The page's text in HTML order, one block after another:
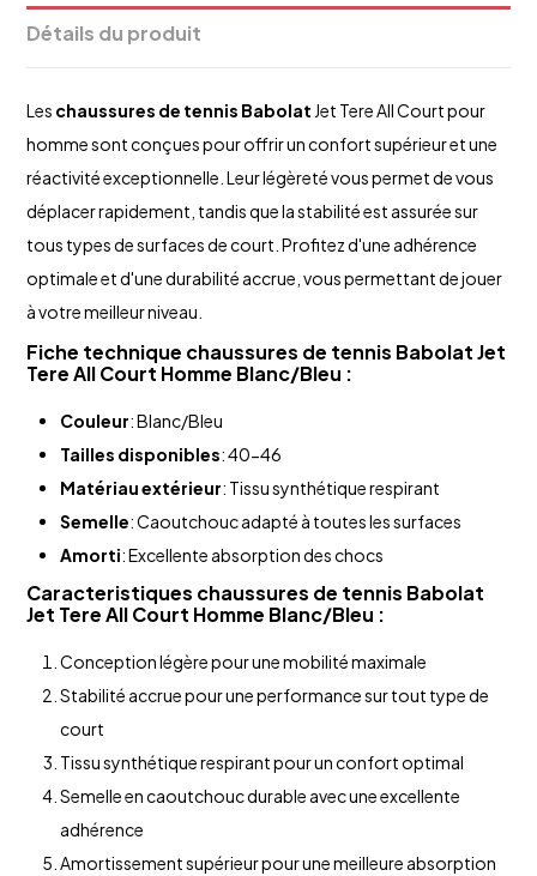
Détails du produit
Les chaussures de tennis Babolat Jet Tere All Court pour
homme sont conçues pour offrir un confort supérieur et une
réactivité exceptionnelle. Leur légèreté vous permet de vous
déplacer rapidement, tandis que la stabilité est assurée sur
tous types de surfaces de court. Profitez d'une adhérence
optimale et d'une durabilité accrue, vous permettant de jouer
à votre meilleur niveau.
Fiche technique chaussures de tennis Babolat Jet
Tere All Court Homme Blanc/Bleu :
Couleur: Blanc/Bleu
Tailles disponibles: 40-46
Matériau extérieur: Tissu synthétique respirant
Semelle: Caoutchouc adapté à toutes les surfaces
Amorti: Excellente absorption des chocs
Caracteristiques chaussures de tennis Babolat
Jet Tere All Court Homme Blanc/Bleu :
Conception légère pour une mobilité maximale
Stabilité accrue pour une performance sur tout type de
court
Tissu synthétique respirant pour un confort optimal
Semelle en caoutchouc durable avec une excellente
adhérence
Amortissement supérieur pour une meilleure absorption